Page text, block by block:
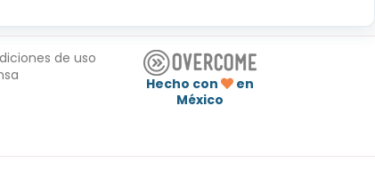
de uso
Hecho con
en
México